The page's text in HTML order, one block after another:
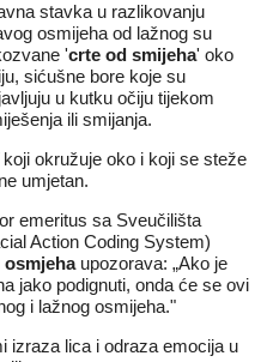
stavka u razlikovanju
osmijeha od lažnog su
'crte od smijeha' oko
sićušne bore koje su
u kutku očiju tijekom
ili smijanja.
koji okružuje oko i koji se steže
umjetan.
emeritus sa Sveučilišta
Action Coding System)
upozorava: „Ako je
jako podignuti, onda će se ovi
i lažnog osmijeha."
izraza lica i odraza emocija u